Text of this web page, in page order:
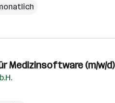
Medizinsoftware (m/w/d)